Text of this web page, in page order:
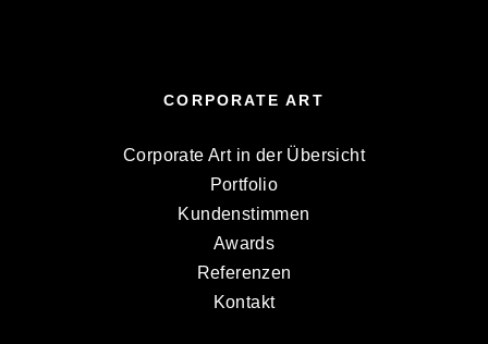
CORPORATE ART
Corporate Art in der Übersicht
Portfolio
Kundenstimmen
Awards
Referenzen
Kontakt